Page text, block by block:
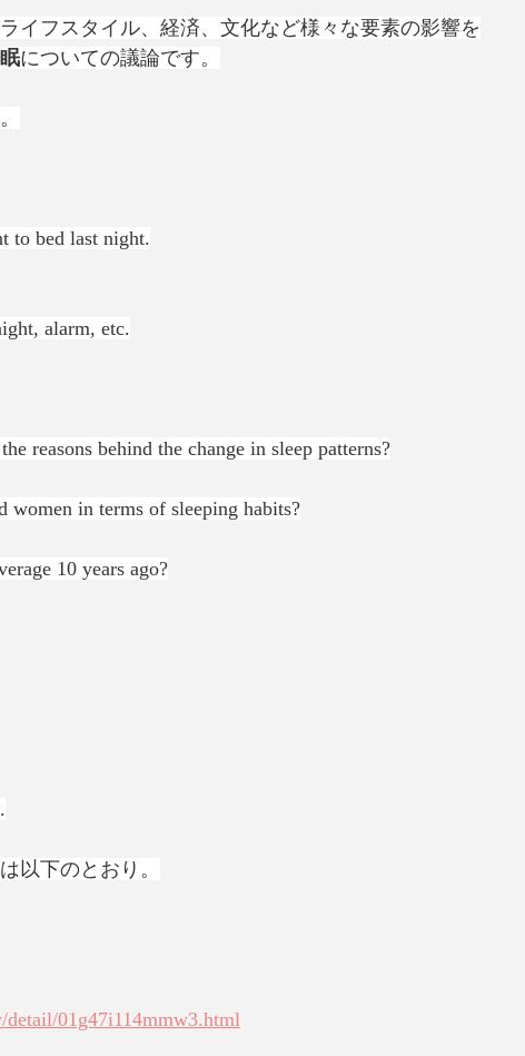
イフスタイル、経済、文化など様々な要素の影響を
についての議論です。
to bed last night.
alarm, etc.
reasons behind the change in sleep patterns?
women in terms of sleeping habits?
10 years ago?
以下のとおり。
detail/01g47i114mmw3.html